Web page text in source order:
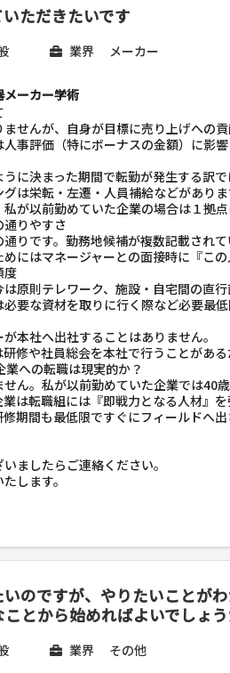
ただきたいです
業界 メーカー
ーカー学術
せんが、自身が目標に売り上げへの貢
事評価（特にボーナスの金額）に影響
に決まった期間で転勤が発生する訳で
は栄転・左遷・人員補給などがありま
が以前勤めていた企業の場合は１拠
通りやすさ
りです。勤務地候補が複数記載され
にはマネージャーとの面接時に『こ
度
原則テレワーク、施設・自宅間の直行
要な資材を取りに行く際など必要最低
本社へ出社することはありません。
修や社員総会を本社で行うことがあ
への転職は現実的か？
ん。私が以前勤めていた企業では40
は転職組には『即戦力となる人材』
期間も最低限ですぐにフィールドへ
ましたらご連絡ください。
します。
のですが、やりたいことが
とから始めればよいでしょう
業界 その他